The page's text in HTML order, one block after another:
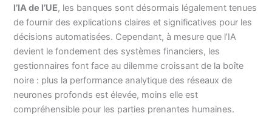
l’IA de l’UE, les banques sont désormais légalement tenues
de fournir des explications claires et significatives pour les
décisions automatisées. Cependant, à mesure que l’IA
devient le fondement des systèmes financiers, les
gestionnaires font face au dilemme croissant de la boîte
noire : plus la performance analytique des réseaux de
neurones profonds est élevée, moins elle est
compréhensible pour les parties prenantes humaines.